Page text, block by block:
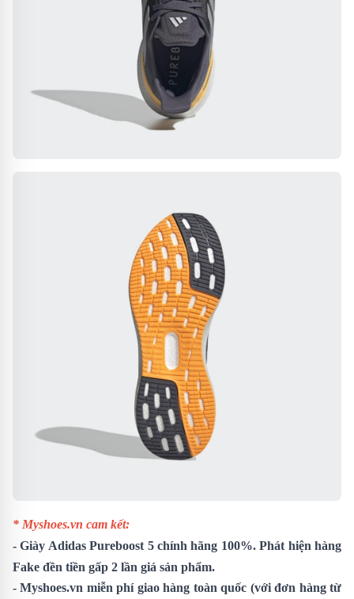
* Myshoes.vn cam kết:
-Giày Adidas Pureboost 5chính hãng 100%. Phát hiện hàng
Fake đền tiền gấp 2 lần giá sản phẩm.
- Myshoes.vn miễn phí giao hàng toàn quốc (với đơn hàng từ